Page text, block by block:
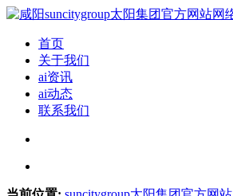
首页
关于我们
ai资讯
ai动态
联系我们